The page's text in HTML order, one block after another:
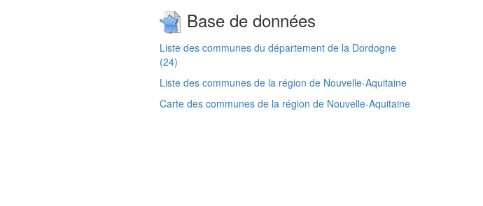
Base de données
Liste des communes du département de la Dordogne
(24)
Liste des communes de la région de Nouvelle-Aquitaine
Carte des communes de la région de Nouvelle-Aquitaine